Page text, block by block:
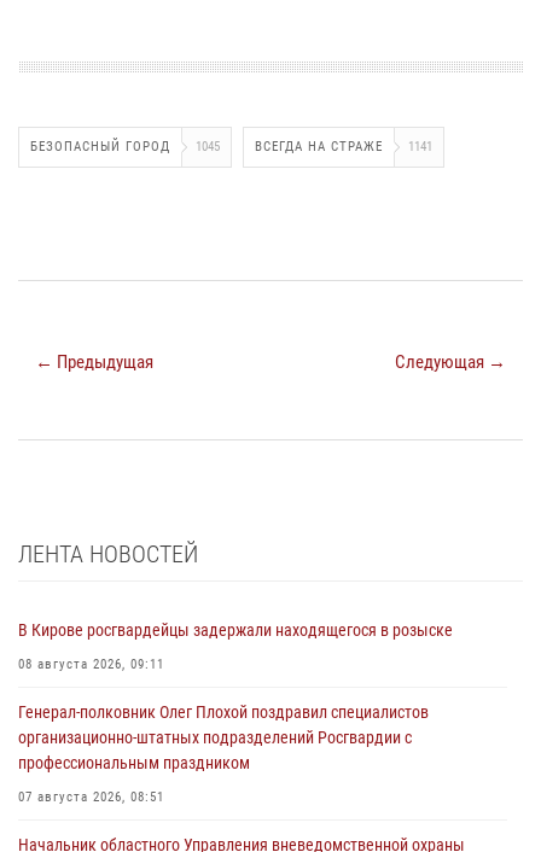
БЕЗОПАСНЫЙ ГОРОД 1045 ВСЕГДА НА СТРАЖЕ 1141
← Предыдущая Следующая →
ЛЕНТА НОВОСТЕЙ
В Кирове росгвардейцы задержали находящегося в розыске
08 августа 2026, 09:11
Генерал-полковник Олег Плохой поздравил специалистов
организационно-штатных подразделений Росгвардии с
профессиональным праздником
07 августа 2026, 08:51
Начальник областного Управления вневедомственной охраны